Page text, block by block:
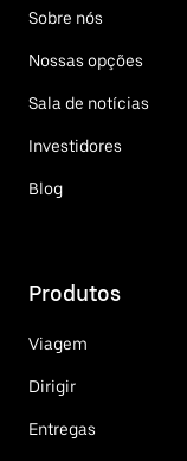
Sobre nós
Nossas opções
Sala de notícias
Investidores
Blog
Produtos
Viagem
Dirigir
Entregas